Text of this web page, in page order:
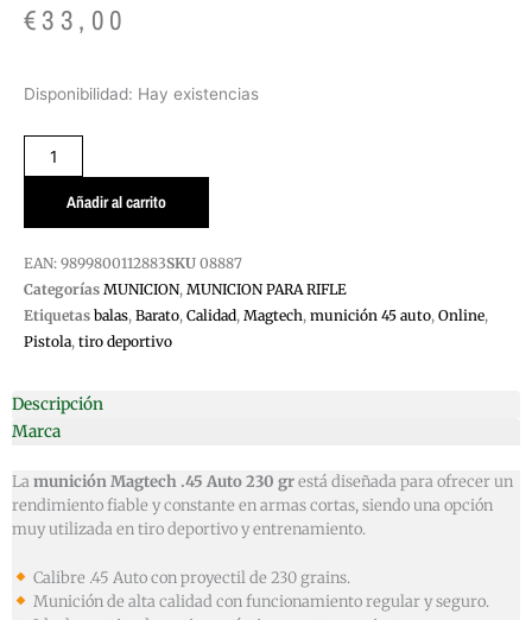
€33,00
Disponibilidad: Hay existencias
BALA
AUTO
cantidadAñadir al carrito
EAN: 9899800112883SKU 08887
Categorías MUNICION, MUNICION PARA RIFLE
Etiquetas balas, Barato, Calidad, Magtech, munición 45 auto, Online,
Pistola, tiro deportivo
Descripción
Marca
Lamunición Magtech .45 Auto 230 grestá diseñada para ofrecer un
rendimiento fiable y constante en armas cortas, siendo una opción
muy utilizada en tiro deportivo y entrenamiento.
Calibre .45 Auto con proyectil de 230 grains.
Munición de alta calidad con funcionamiento regular y seguro.